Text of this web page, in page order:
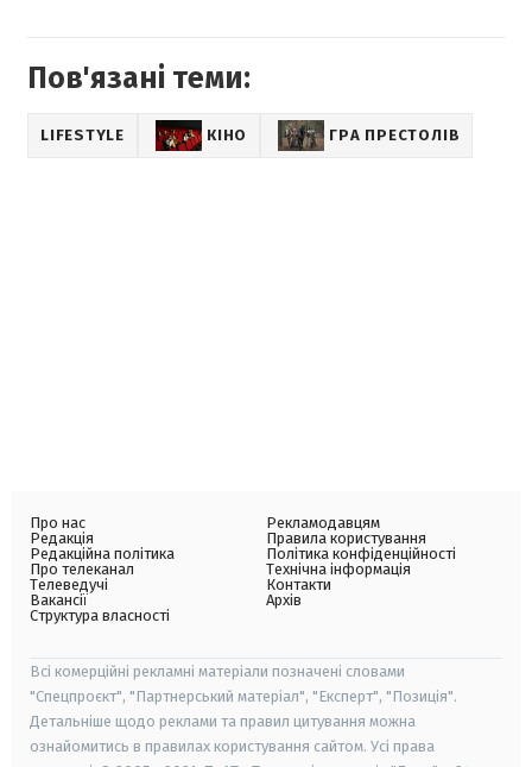
Пов'язані теми:
LIFESTYLE КІНО ГРА ПРЕСТОЛІВ
Про нас
Редакція
Редакційна політика
Про телеканал
Телеведучі
Вакансії
Структура власності
Рекламодавцям
Правила користування
Політика конфіденційності
Технічна інформація
Контакти
Архів
Всі комерційні рекламні матеріали позначені словами
"Спецпроєкт", "Партнерський матеріал", "Експерт", "Позиція".
Детальніше щодо реклами та правил цитування можна
ознайомитись в правилах користування сайтом. Усі права